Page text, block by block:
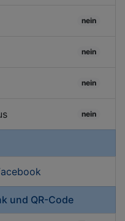
nein
nein
nein
nein
und QR-Code